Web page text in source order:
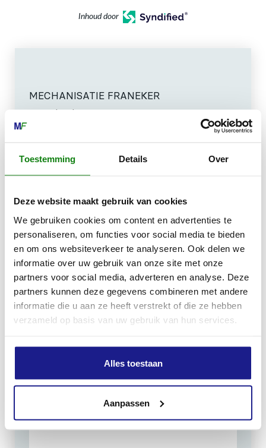
Toestemming Details Over
Deze website maakt gebruik van cookies
We gebruiken cookies om content en advertenties te
personaliseren, om functies voor social media te bieden
en om ons websiteverkeer te analyseren. Ook delen we
informatie over uw gebruik van onze site met onze
partners voor social media, adverteren en analyse. Deze
partners kunnen deze gegevens combineren met andere
informatie die u aan ze heeft verstrekt of die ze hebben
verzameld op basis van uw gebruik van hun services.
Alles toestaan
Aanpassen
Inhoud door
MECHANISATIE FRANEKER
Kiehoek 26
0517-396800
Bij storing:06-83139573
OPENINGSTIJDEN
Maandag t/m vrijdag: 07:30 - 17:00
Zaterdag: 09:00 - 12:00
Routebeschrijving